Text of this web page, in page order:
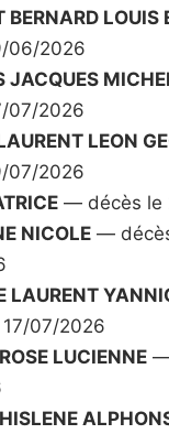
BERNARD LOUIS
06/2026
JACQUES
07/2026
LEON
07/2026
— décès le
NICOLE —
LAURENT
07/2026
LUCIENNE —